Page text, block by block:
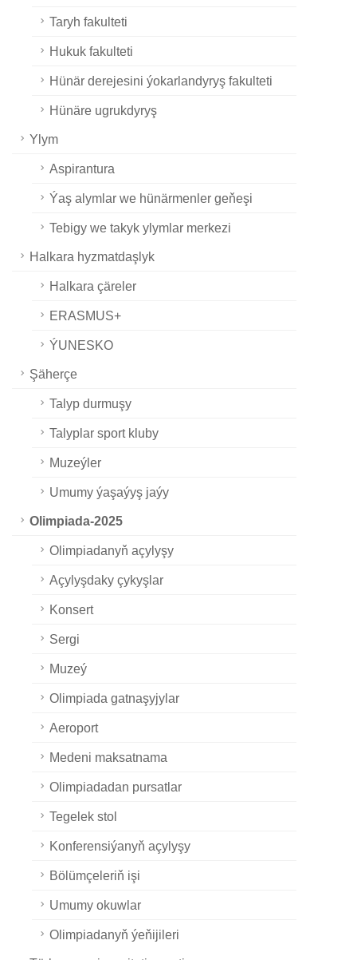
Taryh fakulteti
Hukuk fakulteti
Hünär derejesini ýokarlandyryş fakulteti
Hünäre ugrukdyryş
Ylym
Aspirantura
Ýaş alymlar we hünärmenler geňeşi
Tebigy we takyk ylymlar merkezi
Halkara hyzmatdaşlyk
Halkara çäreler
ERASMUS+
ÝUNESKO
Şäherçe
Talyp durmuşy
Talyplar sport kluby
Muzeýler
Umumy ýaşaýyş jaýy
Olimpiada-2025
Olimpiadanyň açylyşy
Açylyşdaky çykyşlar
Konsert
Sergi
Muzeý
Olimpiada gatnaşyjylar
Aeroport
Medeni maksatnama
Olimpiadadan pursatlar
Tegelek stol
Konferensiýanyň açylyşy
Bölümçeleriň işi
Umumy okuwlar
Olimpiadanyň ýeňijileri